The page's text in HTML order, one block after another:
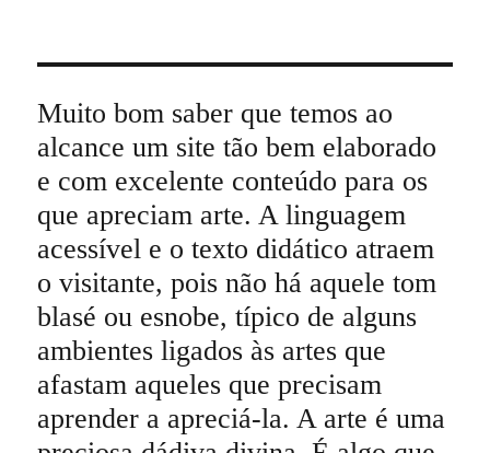
Muito bom saber que temos ao
alcance um site tão bem elaborado
e com excelente conteúdo para os
que apreciam arte. A linguagem
acessível e o texto didático atraem
o visitante, pois não há aquele tom
blasé ou esnobe, típico de alguns
ambientes ligados às artes que
afastam aqueles que precisam
aprender a apreciá-la. A arte é uma